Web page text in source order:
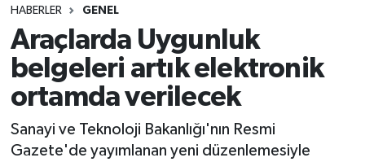
HABERLER GENEL
Araçlarda Uygunluk
belgeleri artık elektronik
ortamda verilecek
Sanayi ve Teknoloji Bakanlığı'nın Resmi
Gazete'de yayımlanan yeni düzenlemesiyle
Son Dakika Haberleri
Haber Arşivi